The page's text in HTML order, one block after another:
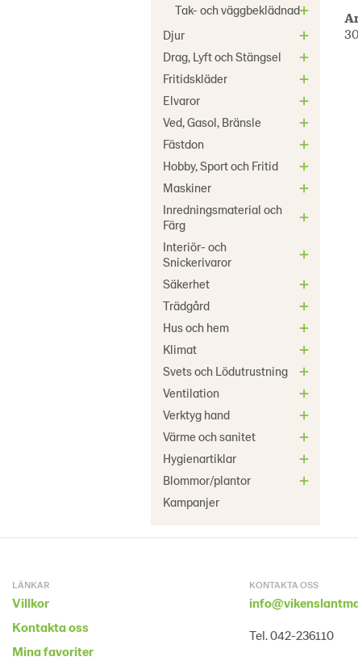
Tak- och väggbeklädnad
Djur
Drag, Lyft och Stängsel
Fritidskläder
Elvaror
Ved, Gasol, Bränsle
Fästdon
Hobby, Sport och Fritid
Maskiner
Inredningsmaterial och
Färg
Interiör- och
Snickerivaror
Säkerhet
Trädgård
Hus och hem
Klimat
Svets och Lödutrustning
Ventilation
Verktyg hand
Värme och sanitet
Hygienartiklar
Blommor/plantor
Kampanjer
LÄNKAR
Villkor
Kontakta oss
Mina favoriter
KONTAKTA OSS
Tel. 042-236110